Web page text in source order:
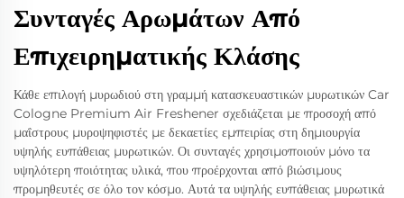
Συνταγές Αρωμάτων Από
Επιχειρηματικής Κλάσης
Κάθε επιλογή μυρωδιού στη γραμμή κατασκευαστικών μυρωτικών Car
Cologne Premium Air Freshener σχεδιάζεται με προσοχή από
μαΐστρους μυροψηφιστές με δεκαετίες εμπειρίας στη δημιουργία
υψηλής ευπάθειας μυρωτικών. Οι συνταγές χρησιμοποιούν μόνο τα
υψηλότερη ποιότητας υλικά, που προέρχονται από βιώσιμους
προμηθευτές σε όλο τον κόσμο. Αυτά τα υψηλής ευπάθειας μυρωτικά